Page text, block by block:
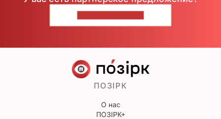
ПОЗІРК
О нас
ПОЗІРК+